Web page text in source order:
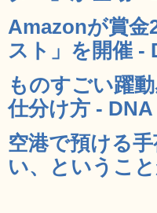
Amazonが賞金
スト」を開催 -
ものすごい躍
仕分け方 - DNA
空港で預ける
い、というこ